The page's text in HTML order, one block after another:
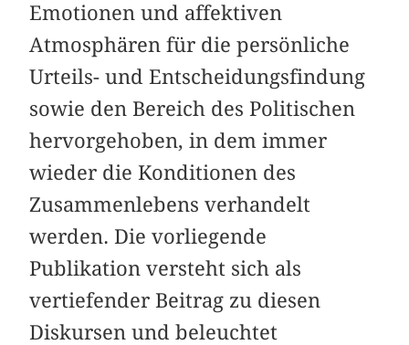
Emotionen und affektiven
Atmosphären für die persönliche
Urteils- und Entscheidungsfindung
sowie den Bereich des Politischen
hervorgehoben, in dem immer
wieder die Konditionen des
Zusammenlebens verhandelt
werden. Die vorliegende
Publikation versteht sich als
vertiefender Beitrag zu diesen
Diskursen und beleuchtet